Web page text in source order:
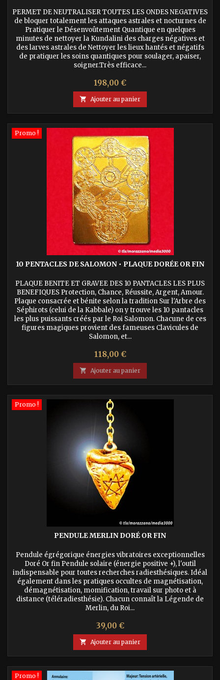
PERMET DE NEUTRALISER TOUTES LES ONDES NEGATIVES
de bloquer totalement les attaques astrales et nocturnes de
Pratiquer le Désenvoûtement Quantique en quelques
minutes de nettoyer la Kundalini des charges négatives et
des larves astrales de Nettoyer les lieux hantés et négatifs
de pratiquer les soins quantiques pour soulager, apaiser,
soigner.Très efficace...
Prix
198,00 €
 Ajouter au panier
Promo !
10 PENTACLES DE SALOMON • PLAQUE DORÉE OR FIN
PLAQUE BENITE ET GRAVEE DES 10 PANTACLES LES PLUS
BENEFIQUES Protection, Chance, Réussite, Argent, Amour.
Plaque consacrée et bénite selon la tradition Sur l'Arbre des
Séphirots (celui de la Kabbale) on y trouve les 10 pantacles
les plus puissants créés par le Roi Salomon. Chacune de ces
figures magiques provient des fameuses Clavicules de
Salomon, et...
Prix
118,00 €
 Ajouter au panier
Promo !
PENDULE MERLIN DORÉ OR FIN
Pendule égrégorique énergies vibratoires exceptionnelles
Doré Or fin Pendule solaire (énergie positive +), l'outil
indispensable pour toutes recherches radiesthésiques. Idéal
également dans les pratiques occultes de magnétisation,
démagnétisation, momification, travail sur photo et à
distance (téléradiesthésie). Chacun connaît la Légende de
Merlin, du Roi...
Prix
39,00 €
 Ajouter au panier
Promo !